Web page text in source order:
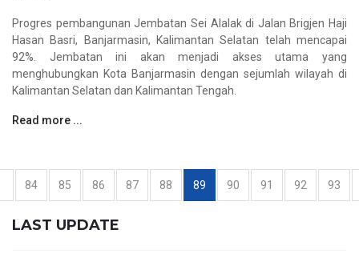
Progres pembangunan Jembatan Sei Alalak di Jalan Brigjen Haji
Hasan Basri, Banjarmasin, Kalimantan Selatan telah mencapai
92%. Jembatan ini akan menjadi akses utama yang
menghubungkan Kota Banjarmasin dengan sejumlah wilayah di
Kalimantan Selatan dan Kalimantan Tengah.
Read more ...
84 85 86 87 88 89 90 91 92 93
LAST UPDATE